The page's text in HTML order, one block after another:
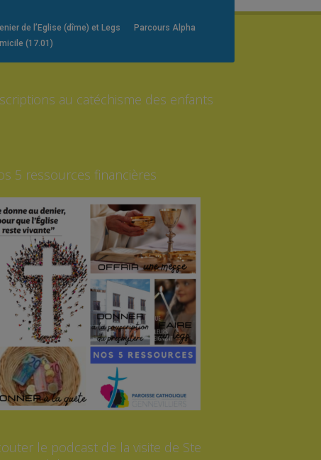
de l’Eglise (dîme) et Legs
Parcours Alpha
(17.01)
au catéchisme des enfants
5 ressources financières
le podcast de la visite de Ste